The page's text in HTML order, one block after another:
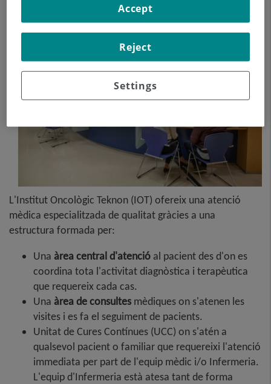
L'Institut Oncològic Teknon (IOT) ofereix una atenció
mèdica especialitzada de qualitat gràcies a una
estructura formada per:
Una àrea central d'atenció al pacient des d'on es
coordina tota l'activitat diagnòstica i terapèutica
que requereix cada cas.
Una àrea de consultes mèdiques on s'atenen les
visites i es fa el seguiment de pacients.
Unitat de Cures Contínues (UCC) on s'atén a
qualsevol pacient o familiar que requereixi l'atenció
immediata per part de l'equip mèdic i/o Infermeria.
L'equip d'Infermeria està atesa tant de forma
Settings
Reject
Accept